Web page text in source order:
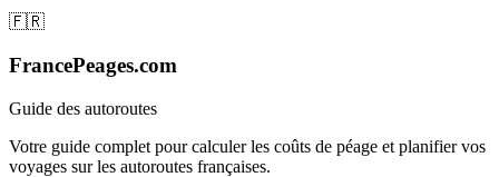
🇫🇷
FrancePeages.com
Guide des autoroutes
Votre guide complet pour calculer les coûts de péage et planifier vos
voyages sur les autoroutes françaises.